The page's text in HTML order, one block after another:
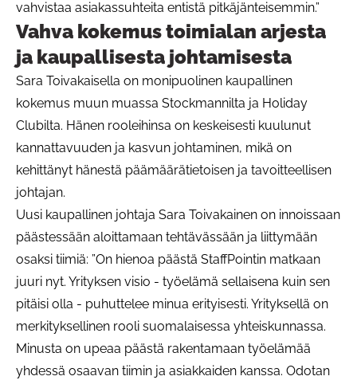
vahvistaa asiakassuhteita entistä pitkäjänteisemmin.”
Vahva kokemus toimialan arjesta
ja kaupallisesta johtamisesta
Sara Toivakaisella on monipuolinen kaupallinen
kokemus muun muassa Stockmannilta ja Holiday
Clubilta. Hänen rooleihinsa on keskeisesti kuulunut
kannattavuuden ja kasvun johtaminen, mikä on
kehittänyt hänestä päämäärätietoisen ja tavoitteellisen
johtajan.
Uusi kaupallinen johtaja Sara Toivakainen on innoissaan
päästessään aloittamaan tehtävässään ja liittymään
osaksi tiimiä: ”On hienoa päästä StaffPointin matkaan
juuri nyt. Yrityksen visio - työelämä sellaisena kuin sen
pitäisi olla - puhuttelee minua erityisesti. Yrityksellä on
merkityksellinen rooli suomalaisessa yhteiskunnassa.
Minusta on upeaa päästä rakentamaan työelämää
yhdessä osaavan tiimin ja asiakkaiden kanssa. Odotan